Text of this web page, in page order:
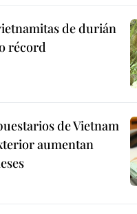
de durián
récord
de Vietnam
aumentan